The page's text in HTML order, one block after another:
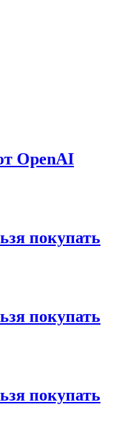
OpenAI
покупать
покупать
покупать